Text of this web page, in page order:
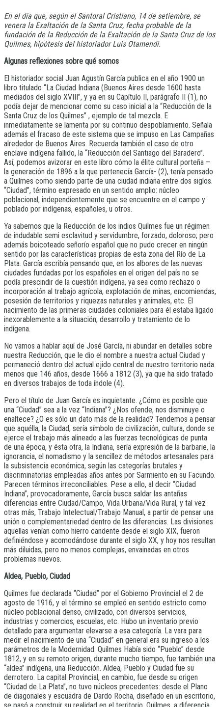
En el día que, según el Santoral Cristiano, 14 de setiembre, se
venera la Exaltación de la Santa Cruz, fecha probable de la
fundación de la Reducción de la Exaltación de la Santa Cruz de los
Quilmes, hipótesis del historiador Luis Otamendi.
Algunas reflexiones sobre qué somos
El historiador social Juan Agustín García publica en el año 1900 un
libro titulado “La Ciudad Indiana (Buenos Aires desde 1600 hasta
mediados del siglo XVIII”, y ya en su Capítulo II, parágrafo II (1), no
podía dejar de mencionar como su caso inicial a la “Reducción de la
Santa Cruz de los Quilmes” , ejemplo de tal mezcla. E
inmediatamente se lamenta por su continuo despoblamiento. Señala
además el fracaso de este sistema que se impuso en Las Campañas
alrededor de Buenos Aires. Recuerda también el caso de otro
enclave indígena fallido, la “Reducción del Santiago del Baradero”.
Así, podemos avizorar en este libro cómo la élite cultural porteña –
la generación de 1896 a la que pertenecía García- (2), tenía pensado
a Quilmes como siendo parte de una ciudad indiana entre dos siglos.
“Ciudad”, término expresado en un sentido amplio: núcleo
poblacional, independientemente que se encuentre en el campo y
poblado por indígenas, españoles, u otros.
Ya sabemos que la Reducción de los indios Quilmes fue un régimen
de indudable semi esclavitud y servidumbre, forzado, doloroso; pero
además boicoteado señorío español que no pudo crecer en ningún
sentido por las características propias de esta zona del Río de La
Plata. García escribía pensando que, en los albores de las nuevas
ciudades fundadas por los españoles en el origen del país no se
podía prescindir de la cuestión indígena, ya sea como rechazo o
incorporación al trabajo agrícola, explotación de minas, encomiendas,
posesión de territorios y riquezas naturales y animales, etc. El
nacimiento de las primeras ciudades coloniales para él estaba ligado
inexorablemente a la situación, desarrollo y tratamiento de lo
indígena.
No vamos a hablar aquí de José García, ni abundar en detalles sobre
nuestra Reducción, que le dio el nombre a nuestra actual Ciudad y
permaneció dentro del actual ejido central de nuestro territorio nada
menos que 146 años, desde 1666 a 1812 (3), ya que ha sido tratado
en diversos trabajos de toda índole (4).
Pero el título de Juan García es inquietante. ¿Cómo es posible que
una “Ciudad” sea a la vez “Indiana”? ¿Nos ofende, nos disminuye o
enaltece? ¿O es sólo un dato más de la realidad? Tendemos a pensar
que aquélla, la Ciudad, sería símbolo de civilización, cultura, donde se
ejerce el trabajo más alineado a las fuerzas tecnológicas de punta
de una época, y ésta otra, la Indiana, sería expresión de la barbarie, la
ignorancia, el nomadismo y la sencillez de métodos artesanales para
la subsistencia económica, según las categorías brutales y
discriminatorias empleadas años antes por Sarmiento en su Facundo.
Parecen términos irreconciliables. Pese a ello, al decir “Ciudad
Indiana”, provocadoramente, García busca saldar las antañas
diferencias entre Ciudad/Campo, Vida Urbana/Vida Rural, y tal vez
otras más, Trabajo Intelectual/Trabajo Manual, a partir de pensar una
unión o complementariedad dentro de las diferencias. Las divisiones
aquellas venían como hierro candente desde el siglo XIX, fueron
definiéndose y acomodándose durante el siglo XX, y hoy nos resultan
más diluidas, pero no menos complejas, envainadas en otros
problemas nuevos.
Aldea, Pueblo, Ciudad
Quilmes fue declarada “Ciudad” por el Gobierno Provincial el 2 de
agosto de 1916, y el término se empleó en sentido estricto como
núcleo poblacional denso, civilizado, con diversos servicios,
industrias y comercios, escuelas, etc. Hubo un inventario previo
detallado para argumentar elevarse a esa categoría. La vara para
medir el nacimiento de una “Ciudad” en general era su ingreso a los
parámetros de la Modernidad. Quilmes Había sido “Pueblo” desde
1812, y en su remoto origen, durante mucho tiempo, fue también una
“aldea” indígena, una Reducción. Aldea, Pueblo y Ciudad fue su
derrotero. La capital Provincial, en cambio, fue desde su origen
“Ciudad de La Plata”, no tuvo núcleos precedentes: desde el Plano
de diagonales y escuadra de Dardo Rocha, diseñado en un escritorio,